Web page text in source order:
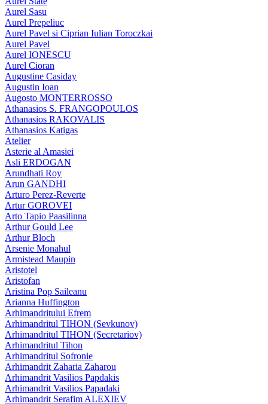
Aurel Sasu
Aurel Prepeliuc
Aurel Pavel si Ciprian Iulian Toroczkai
Aurel Pavel
Aurel IONESCU
Aurel Cioran
Augustine Casiday
Augustin Ioan
Augosto MONTERROSSO
Athanasios S. FRANGOPOULOS
Athanasios RAKOVALIS
Athanasios Katigas
Atelier
Asterie al Amasiei
Asli ERDOGAN
Arundhati Roy
Arun GANDHI
Arturo Perez-Reverte
Artur GOROVEI
Arto Tapio Paasilinna
Arthur Gould Lee
Arthur Bloch
Arsenie Monahul
Armistead Maupin
Aristotel
Aristofan
Aristina Pop Saileanu
Arianna Huffington
Arhimandritului Efrem
Arhimandritul TIHON (Sevkunov)
Arhimandritul TIHON (Secretariov)
Arhimandritul Tihon
Arhimandritul Sofronie
Arhimandrit Zaharia Zaharou
Arhimandrit Vasilios Papdakis
Arhimandrit Vasilios Papadaki
Arhimandrit Serafim ALEXIEV